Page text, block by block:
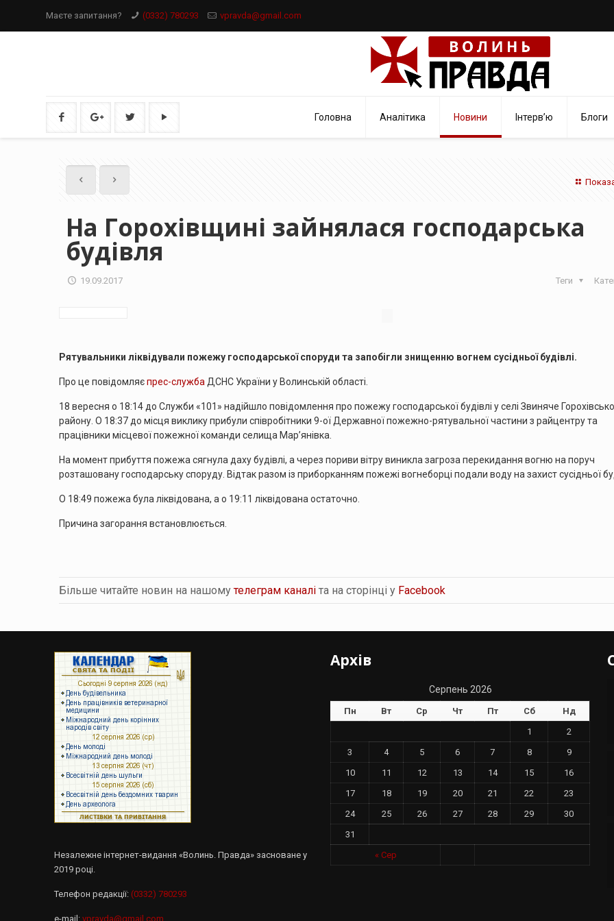
Маєте запитання? (0332) 780293 vpravda@gmail.com
Головна Аналітика Новини Інтерв’ю Блоги
На Горохівщині зайнялася господарська
будівля
19.09.2017 Теги
Рятувальники ліквідували пожежу господарської споруди та запобігли знищенню вогнем сусідньої будівлі.
Про це повідомляєпрес-служба ДСНС України у Волинській області.
18 вересня о 18:14 до Служби «101» надійшло повідомлення про пожежу господарської будівлі у селі Звиняче
району. О 18:37 до місця виклику прибули співробітники 9-ої Державної пожежно-рятувальної частини з райцентру та
працівники місцевої пожежної команди селища Мар’янівка.
На момент прибуття пожежа сягнула даху будівлі, а через пориви вітру виникла загроза перекидання вогню на поруч
розташовану господарську споруду. Відтак разом із приборканням пожежі вогнеборці подали воду на захист сусідньої
О 18:49 пожежа була ліквідована, а о 19:11 ліквідована остаточно.
Причина загорання встановлюється.
Більше читайте новин на нашомутелеграм каналіта на сторінці у Facebook
Незалежне інтернет-видання «Волинь. Правда» засноване у
2019 році.
Телефон редакції:(0332) 780293
e-mail:vpravda@gmail.com
Архів
Серпень 2026
Пн Вт Ср Чт Пт Сб Нд
« Сер
1
2
3
4 5 6 7 8
9
10
11 12 13 14 15
16
17
18 19 20 21 22
23
24
25 26 27 28 29
30
31